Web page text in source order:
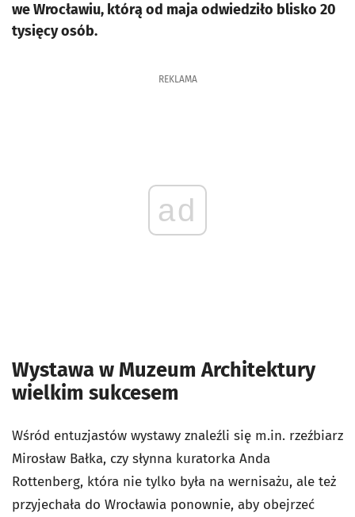
we Wrocławiu, którą od maja odwiedziło blisko 20
tysięcy osób.
REKLAMA
ad
Wystawa w Muzeum Architektury
wielkim sukcesem
Wśród entuzjastów wystawy znaleźli się m.in. rzeźbiarz
Mirosław Bałka, czy słynna kuratorka Anda
Rottenberg, która nie tylko była na wernisażu, ale też
przyjechała do Wrocławia ponownie, aby obejrzeć